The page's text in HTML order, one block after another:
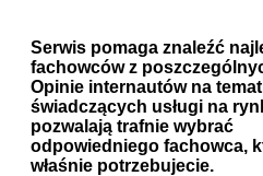
Serwis pomaga znaleźć
fachowców z
Opinie internautów na
świadczących usługi na
pozwalają trafnie wybrać
odpowiedniego fachowca,
właśnie potrzebujecie.